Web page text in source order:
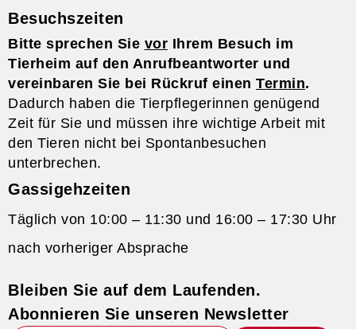
Besuchszeiten
Bitte sprechen Sie vor Ihrem Besuch im
Tierheim auf den Anrufbeantworter und
vereinbaren Sie bei Rückruf einen Termin.
Dadurch haben die Tierpflegerinnen genügend
Zeit für Sie und müssen ihre wichtige Arbeit mit
den Tieren nicht bei Spontanbesuchen
unterbrechen.
Gassigehzeiten
Täglich von 10:00 – 11:30 und 16:00 – 17:30 Uhr
nach vorheriger Absprache
Bleiben Sie auf dem Laufenden.
Abonnieren Sie unseren Newsletter